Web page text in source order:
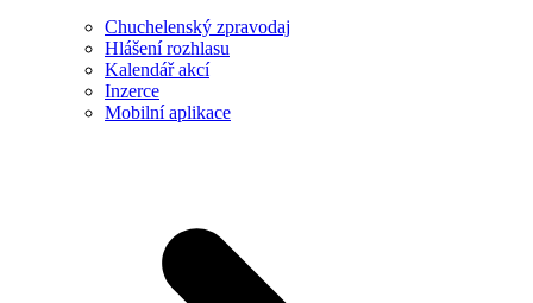
Chuchelenský zpravodaj
Hlášení rozhlasu
Kalendář akcí
Inzerce
Mobilní aplikace